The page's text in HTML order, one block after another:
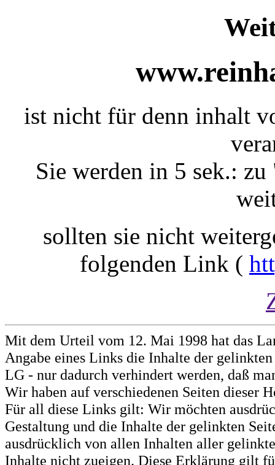
ist nicht für denn inhalt
Sie werden in 5 sek.: zu
sollten sie nicht
folgenden Link (
Mit dem Urteil vom 12. Mai 1998 hat das
Angabe eines Links die Inhalte der
LG - nur dadurch verhindert werden, daß
Wir haben auf verschiedenen Seiten dieser
Für all diese Links gilt: Wir möchten
Gestaltung und die Inhalte der gelinkten
ausdrücklich von allen Inhalten aller
Inhalte nicht zueigen. Diese Erklärung gilt